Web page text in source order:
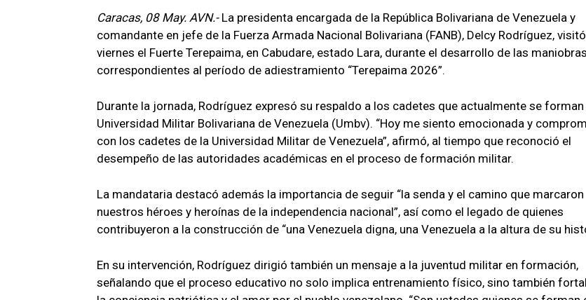
Caracas, 08 May. AVN.- La presidenta encargada de la República Bolivariana de Venezuela y
comandante en jefe de la Fuerza Armada Nacional Bolivariana (FANB), Delcy Rodríguez,
viernes el Fuerte Terepaima, en Cabudare, estado Lara, durante el desarrollo de las maniobras
correspondientes al período de adiestramiento “Terepaima 2026”.
Durante la jornada, Rodríguez expresó su respaldo a los cadetes que actualmente se forman
Universidad Militar Bolivariana de Venezuela (Umbv). “Hoy me siento emocionada y
con los cadetes de la Universidad Militar de Venezuela”, afirmó, al tiempo que reconoció el
desempeño de las autoridades académicas en el proceso de formación militar.
La mandataria destacó además la importancia de seguir “la senda y el camino que marcaron
nuestros héroes y heroínas de la independencia nacional”, así como el legado de quienes
contribuyeron a la construcción de “una Venezuela digna, una Venezuela a la altura de su
En su intervención, Rodríguez dirigió también un mensaje a la juventud militar en formación,
señalando que el proceso educativo no solo implica entrenamiento físico, sino también